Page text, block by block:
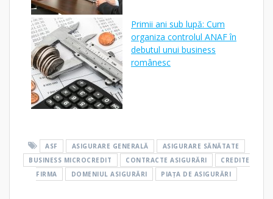
Primii ani sub lupă: Cum
organiza controlul ANAF în
debutul unui business
românesc
ASF ASIGURARE GENERALĂ
ASIGURARE SĂNĂTATE
BUSINESS MICROCREDIT
CONTRACTE ASIGURĂRI
CREDITE
FIRMA
DOMENIUL ASIGURĂRI PIAȚA DE ASIGURĂRI